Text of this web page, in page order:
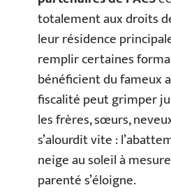
totalement aux droits
leur résidence
remplir certaines
bénéficient du fameux
fiscalité peut grimper
les frères, sœurs,
s’alourdit vite :
neige au soleil à
parenté s’éloigne.